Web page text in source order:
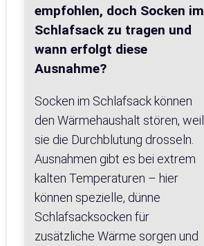
empfohlen, doch Socken im
Schlafsack zu tragen und
wann erfolgt diese
Ausnahme?
Socken im Schlafsack können
den Wärmehaushalt stören, weil
sie die Durchblutung drosseln.
Ausnahmen gibt es bei extrem
kalten Temperaturen – hier
können spezielle, dünne
Schlafsacksocken für
zusätzliche Wärme sorgen und